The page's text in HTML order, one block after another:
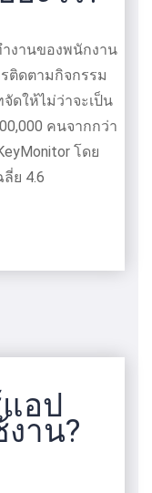
งานของพนักงาน
ติดตามกิจกรรม
ดให้ไม่ว่าจะเป็น
คนจากกว่า
โดย
ย 4.6
อป
าน?